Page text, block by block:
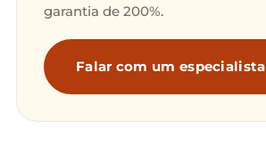
garantia de 200%.
Falar com um especialista